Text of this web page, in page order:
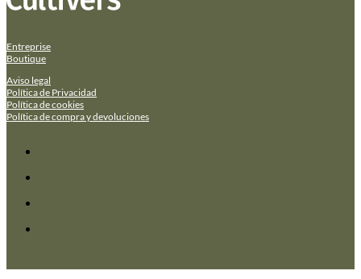
Entreprise
Boutique
Aviso legal
Política de Privacidad
Política de cookies
Política de compra y devoluciones